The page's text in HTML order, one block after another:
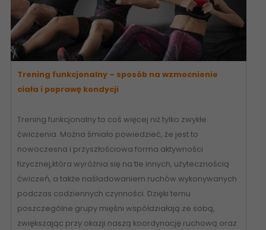
Trening funkcjonalny – sposób na wzmocnienie
ciała i poprawę kondycji
Trening funkcjonalny to coś więcej niż tylko zwykłe
ćwiczenia. Można śmiało powiedzieć, że jest to
nowoczesna i przyszłościowa forma aktywności
fizycznej,która wyróżnia się na tle innych, użytecznością
ćwiczeń, a także naśladowaniem ruchów wykonywanych
podczas codziennych czynności. Dzięki temu
poszczególne grupy mięśni współdziałają ze sobą,
zwiększając przy okazji naszą koordynację ruchową oraz